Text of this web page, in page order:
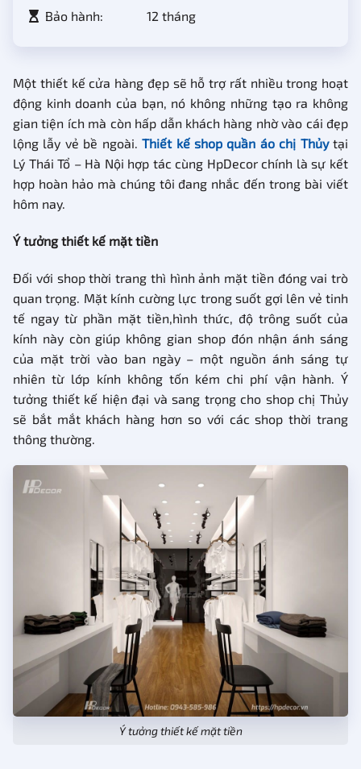
Bảo hành:
12 tháng
Một thiết kế cửa hàng đẹp sẽ hỗ trợ rất nhiều trong hoạt
động kinh doanh của bạn, nó không những tạo ra không
gian tiện ích mà còn hấp dẫn khách hàng nhờ vào cái đẹp
lộng lẫy vẻ bề ngoài.Thiết kế shop quần áo chị Thủytại
Lý Thái Tổ – Hà Nội hợp tác cùng HpDecor chính là sự kết
hợp hoàn hảo mà chúng tôi đang nhắc đến trong bài viết
hôm nay.
Ý tưởng thiết kế mặt tiền
Đối với shop thời trang thì hình ảnh mặt tiền đóng vai trò
quan trọng. Mặt kính cường lực trong suốt gợi lên vẻ tinh
tế ngay từ phần mặt tiền,hình thức, độ trông suốt của
kính này còn giúp không gian shop đón nhận ánh sáng
của mặt trời vào ban ngày – một nguồn ánh sáng tự
nhiên từ lớp kính không tốn kém chi phí vận hành. Ý
tưởng thiết kế hiện đại và sang trọng cho shop chị Thủy
sẽ bắt mắt khách hàng hơn so với các shop thời trang
thông thường.
Ý tưởng thiết kế mặt tiền